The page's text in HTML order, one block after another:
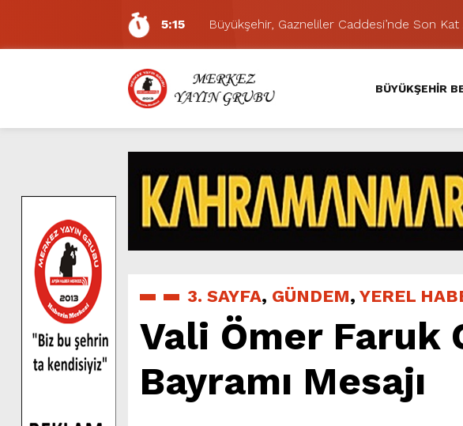
5:15
Büyükşehir, Gazneliler Caddesi’nde Son
6:54
Büyükşehir, Dulkadiroğlu Hacı Murat
6:53
Büyükşehir’den Dulkadiroğlu Kırsalına Değer
6:50
Geleneksel Ağustos Fuarı’nda Eğlence ve
6:48
Tevfik Kadıoğlu Kavşağı Yeni Düzenlemeyle
10:21
Dedublüman KAFUM’da Müzik Ziyafeti
16:31
Yeşilçam’ın Efsanesi Ağustos Fuarı’nda
16:30
Uluslararası Bisiklet Turnuvası, Salı Günü
8:32
Büyükşehir, KAFUM’da Miniklere Unutulmaz
5:17
Uluslararası Bisiklet Yarışması’nda İkinci
BÜYÜKŞEHİR
3. SAYFA, GÜNDEM, YEREL
Vali Ömer Faruk
Bayramı Mesajı